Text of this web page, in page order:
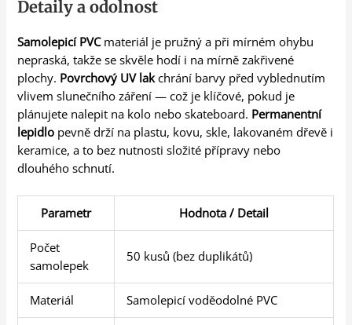
Detaily a odolnost
Samolepicí PVCmateriál je pružný a při mírném ohybu
nepraská, takže se skvěle hodí i na mírně zakřivené
plochy. Povrchový UV lakchrání barvy před vyblednutím
vlivem slunečního záření — což je klíčové, pokud je
plánujete nalepit na kolo nebo skateboard. Permanentní
lepidlo pevně drží na plastu, kovu, skle, lakovaném dřevě i
keramice, a to bez nutnosti složité přípravy nebo
dlouhého schnutí.
Parametr Hodnota / Detail
Počet
samolepek
50 kusů (bez duplikátů)
Materiál Samolepicí voděodolné PVC